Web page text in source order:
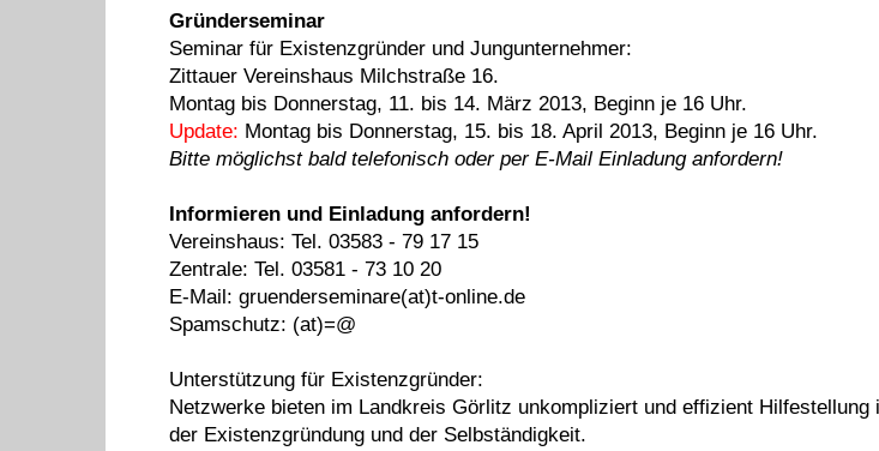
Gründerseminar
Seminar für Existenzgründer und Jungunternehmer:
Zittauer Vereinshaus Milchstraße 16.
Montag bis Donnerstag, 11. bis 14. März 2013, Beginn je 16 Uhr.
Update: Montag bis Donnerstag, 15. bis 18. April 2013, Beginn je 16 Uhr.
Bitte möglichst bald telefonisch oder per E-Mail Einladung anfordern!
Informieren und Einladung anfordern!
Vereinshaus: Tel. 03583 - 79 17 15
Zentrale: Tel. 03581 - 73 10 20
E-Mail: gruenderseminare(at)t-online.de
Spamschutz: (at)=@
Unterstützung für Existenzgründer:
Netzwerke bieten im Landkreis Görlitz unkompliziert und effizient Hilfestellung
der Existenzgründung und der Selbständigkeit.